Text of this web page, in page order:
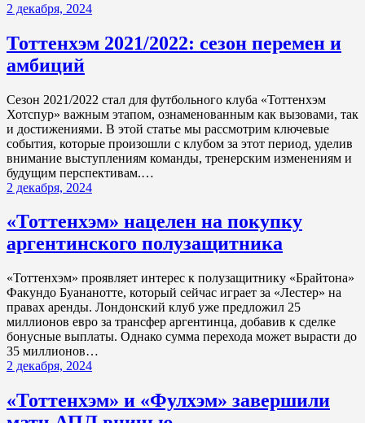
2 декабря, 2024
Тоттенхэм 2021/2022: сезон перемен и
амбиций
Сезон 2021/2022 стал для футбольного клуба «Тоттенхэм
Хотспур» важным этапом, ознаменованным как вызовами, так
и достижениями. В этой статье мы рассмотрим ключевые
события, которые произошли с клубом за этот период, уделив
внимание выступлениям команды, тренерским изменениям и
будущим перспективам.…
2 декабря, 2024
«Тоттенхэм» нацелен на покупку
аргентинского полузащитника
«Тоттенхэм» проявляет интерес к полузащитнику «Брайтона»
Факундо Буананотте, который сейчас играет за «Лестер» на
правах аренды. Лондонский клуб уже предложил 25
миллионов евро за трансфер аргентинца, добавив к сделке
бонусные выплаты. Однако сумма перехода может вырасти до
35 миллионов…
2 декабря, 2024
«Тоттенхэм» и «Фулхэм» завершили